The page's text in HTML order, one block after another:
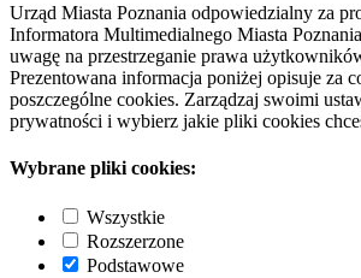
Urząd Miasta Poznania odpowiedzialny za
Informatora Multimedialnego Miasta
uwagę na przestrzeganie prawa
Prezentowana informacja poniżej opisuje za
poszczególne cookies. Zarządzaj swoimi
prywatności i wybierz jakie pliki cookies
Wybrane pliki cookies:
Wszystkie
Rozszerzone
Podstawowe